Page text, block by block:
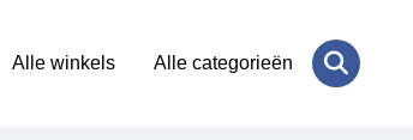
Alle winkels Alle categorieën